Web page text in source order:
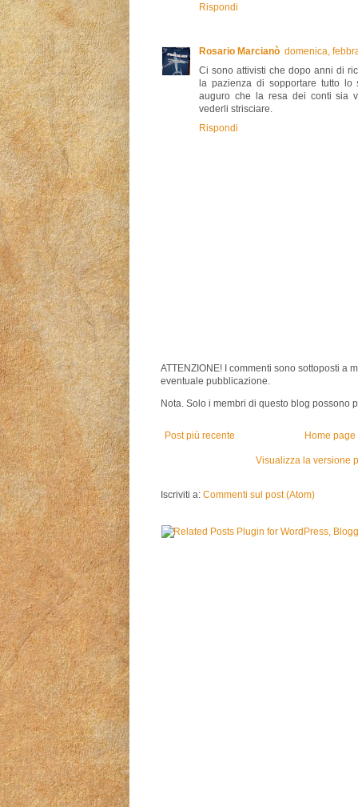
Rispondi
Rosario Marcianò domenica,
Ci sono attivisti che dopo anni di
la pazienza di sopportare tutto
auguro che la resa dei conti sia
vederli strisciare.
Rispondi
ATTENZIONE! I commenti sono sottoposti a
eventuale pubblicazione.
Nota. Solo i membri di questo blog possono
Post più recente Home page
Visualizza la versione
Iscriviti a:Commenti sul post (Atom)